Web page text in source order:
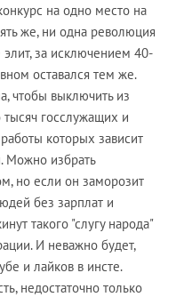
на одно место на
же, ни одна революция
за исключением 40-
оставался тем же.
чтобы выключить из
госслужащих и
которых зависит
Можно избрать
но если он заморозит
без зарплат и
такого "слугу народа"
И неважно будет,
и лайков в инсте.
недостаточно только